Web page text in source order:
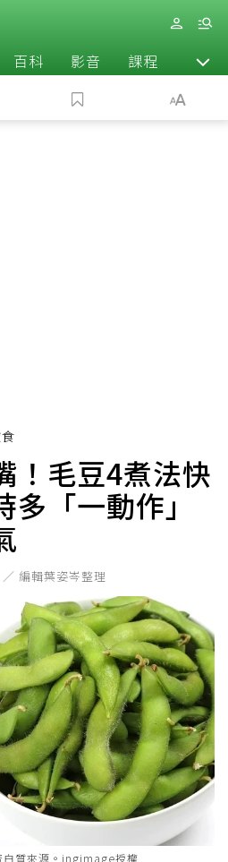
百科 影音 課程 退休
！毛豆4煮法快
「一動作」
編輯葉姿岑整理
白質來源。ingimage授權